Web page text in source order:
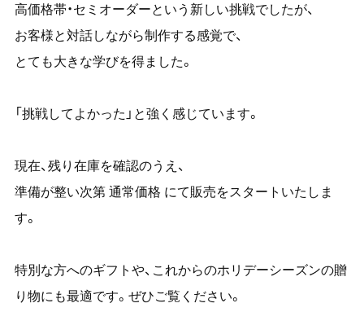
高価格帯・セミオーダーという新しい挑戦でしたが、
お客様と対話しながら制作する感覚で、
とても大きな学びを得ました。
「挑戦してよかった」と強く感じています。
現在、残り在庫を確認のうえ、
準備が整い次第 通常価格 にて販売をスタートいたしま
す。
特別な方へのギフトや、これからのホリデーシーズンの贈
り物にも最適です。ぜひご覧ください。